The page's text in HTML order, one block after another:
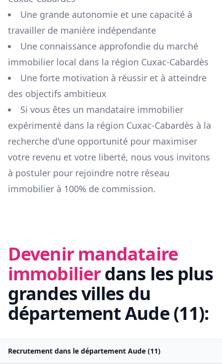
Une grande autonomie et une capacité à
travailler de manière indépendante
Une connaissance approfondie du marché
immobilier local dans la région Cuxac-Cabardès
Une forte motivation à réussir et à atteindre
des objectifs ambitieux
Si vous êtes un mandataire immobilier
expérimenté dans la région Cuxac-Cabardès à la
recherche d'une opportunité pour maximiser
votre revenu et votre liberté, nous vous invitons
à postuler pour rejoindre notre réseau
immobilier à 100% de commission.
Devenir mandataire
immobilierdans les plus
grandes villes du
départementAude(11):
Recrutement dans le département Aude (11)